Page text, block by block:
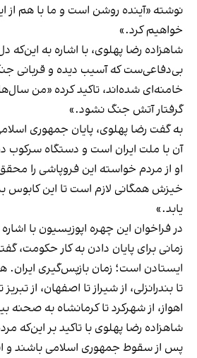
نوشته «آینده روشن است و ما با هم از
خواهیم کرد.»
شاهزاده رضا پهلوی، با اشاره به این‌که
بی‌دفاعی‌ست که آسیب دیده‌ و قربانی
خامنه‌ای شده‌اند، تاکید کرده «من
گرفتار آتش جنگ نشود.»
آن با ملت ایران است و دستگاه
او از مردم خواسته این فروپاشی را
خیزش همگانی لازم است تا این کابوس
یابد.»
در فراخوان این چهره اپوزیسیون با
زمانی برای پایان دادن به کار حکومت،
ایستادن است؛ زمان بازپس‌گیری ایران.
تا بندرانزلی، از شیراز تا اصفهان، از
اهواز، از شهرکرد تا کرمانشاه به صحنه
شاهزاده رضا پهلوی با تاکید بر این‌که
پس از سقوط جمهوری اسلامی باشند و